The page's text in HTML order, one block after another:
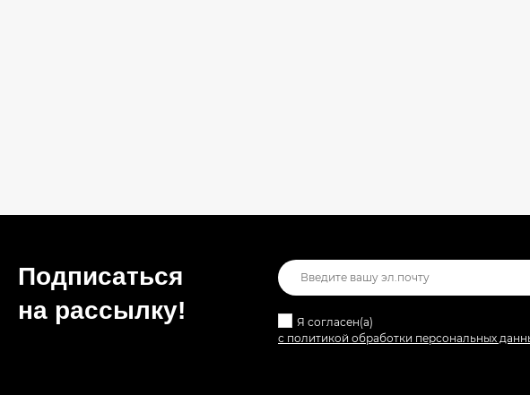
Подписаться
на рассылкy!
Я согласен(a)
с политикой обработки персональных